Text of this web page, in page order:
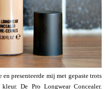
presenteerde mij met gepaste trots
De Pro Longwear Concealer.